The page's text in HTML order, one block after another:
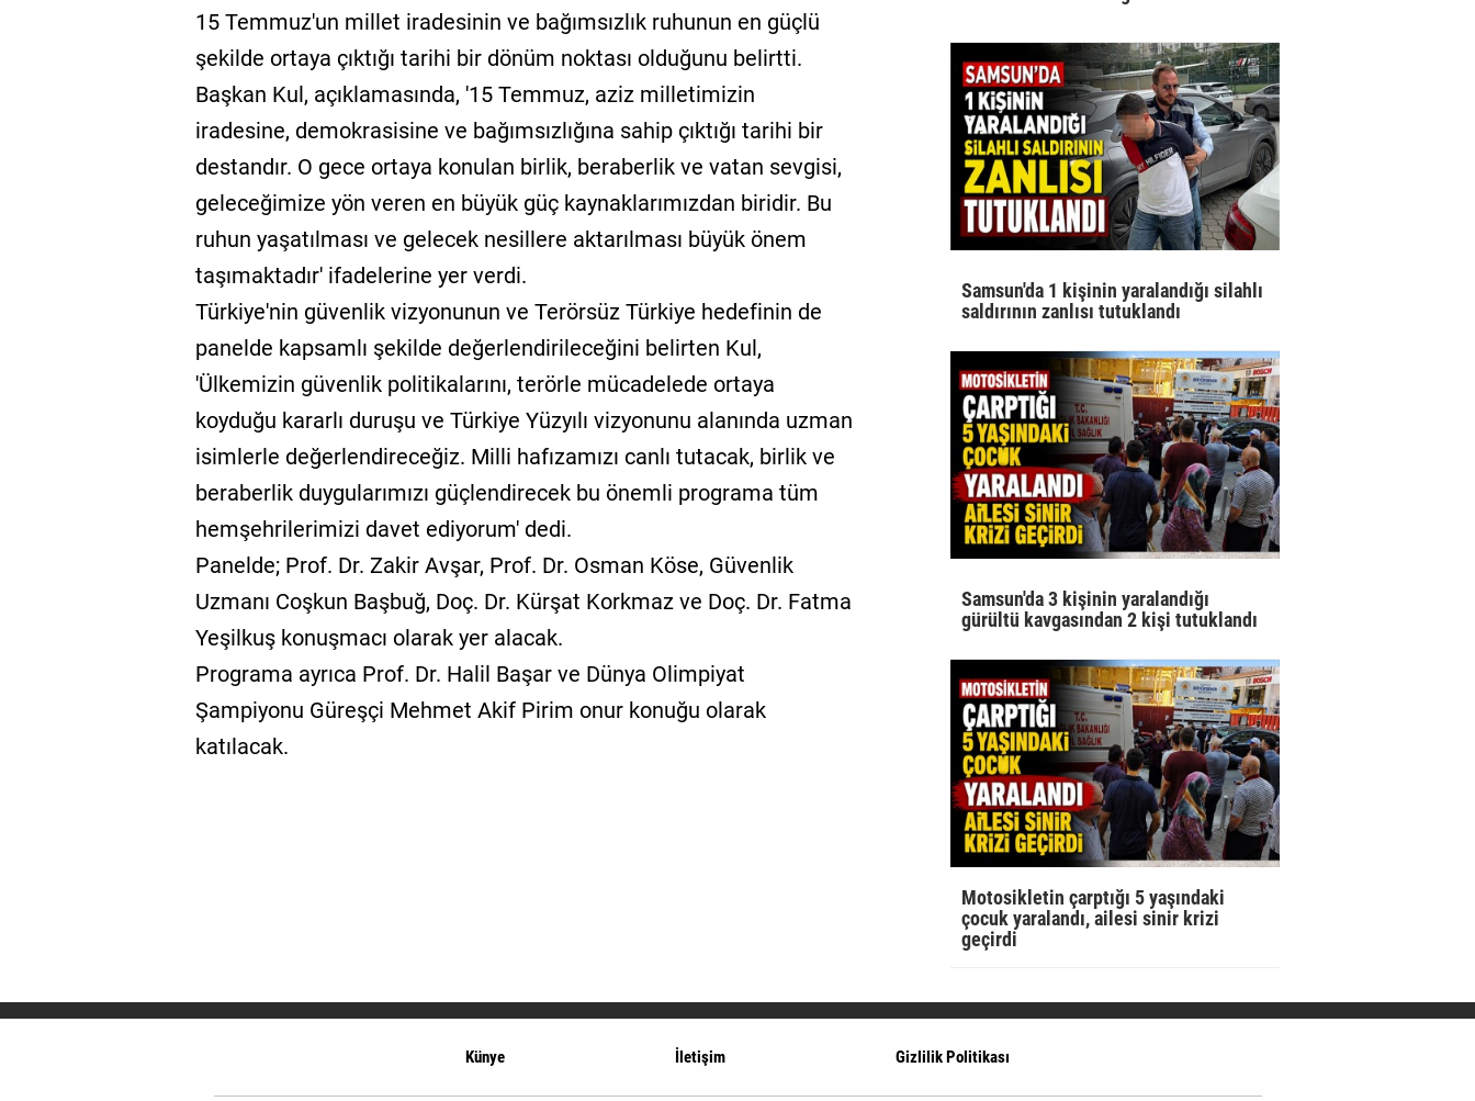
15 Temmuz'un millet iradesinin ve bağımsızlık ruhunun en güçlü
şekilde ortaya çıktığı tarihi bir dönüm noktası olduğunu belirtti.
Başkan Kul, açıklamasında, '15 Temmuz, aziz milletimizin
iradesine, demokrasisine ve bağımsızlığına sahip çıktığı tarihi bir
destandır. O gece ortaya konulan birlik, beraberlik ve vatan sevgisi,
geleceğimize yön veren en büyük güç kaynaklarımızdan biridir. Bu
ruhun yaşatılması ve gelecek nesillere aktarılması büyük önem
taşımaktadır' ifadelerine yer verdi.
Türkiye'nin güvenlik vizyonunun ve Terörsüz Türkiye hedefinin de
panelde kapsamlı şekilde değerlendirileceğini belirten Kul,
'Ülkemizin güvenlik politikalarını, terörle mücadelede ortaya
koyduğu kararlı duruşu ve Türkiye Yüzyılı vizyonunu alanında uzman
isimlerle değerlendireceğiz. Milli hafızamızı canlı tutacak, birlik ve
beraberlik duygularımızı güçlendirecek bu önemli programa tüm
hemşehrilerimizi davet ediyorum' dedi.
Panelde; Prof. Dr. Zakir Avşar, Prof. Dr. Osman Köse, Güvenlik
Uzmanı Coşkun Başbuğ, Doç. Dr. Kürşat Korkmaz ve Doç. Dr. Fatma
Yeşilkuş konuşmacı olarak yer alacak.
Programa ayrıca Prof. Dr. Halil Başar ve Dünya Olimpiyat
Şampiyonu Güreşçi Mehmet Akif Pirim onur konuğu olarak
katılacak.
Samsun'da 1 kişinin yaralandığı silahlı
saldırının zanlısı tutuklandı
Samsun'da 3 kişinin yaralandığı
gürültü kavgasından 2 kişi tutuklandı
Motosikletin çarptığı 5 yaşındaki
çocuk yaralandı, ailesi sinir krizi
geçirdi
Künye İletişim Gizlilik Politikası